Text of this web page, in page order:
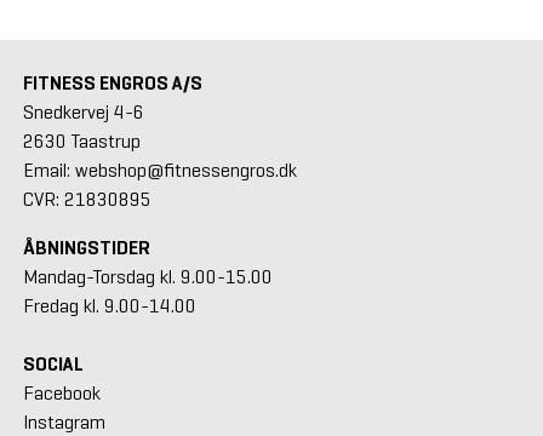
FITNESS ENGROS A/S
Snedkervej 4-6
2630 Taastrup
Email: webshop@fitnessengros.dk
CVR: 21830895
ÅBNINGSTIDER
Mandag-Torsdag kl. 9.00-15.00
Fredag kl. 9.00-14.00
SOCIAL
Facebook
Instagram